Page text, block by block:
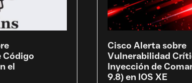
Código
el
Cisco Alerta sobre
Vulnerabilidad
Inyección de
9.8) en IOS XE